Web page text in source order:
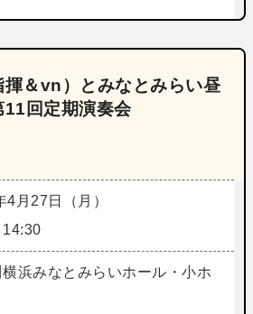
揮＆vn）とみなとみらい昼
回定期演奏会
4月27日（月）
14:30
横浜みなとみらいホール・小ホ